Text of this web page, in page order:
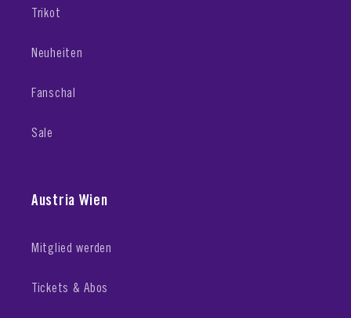
Trikot
Neuheiten
Fanschal
Sale
Austria Wien
Mitglied werden
Tickets & Abos